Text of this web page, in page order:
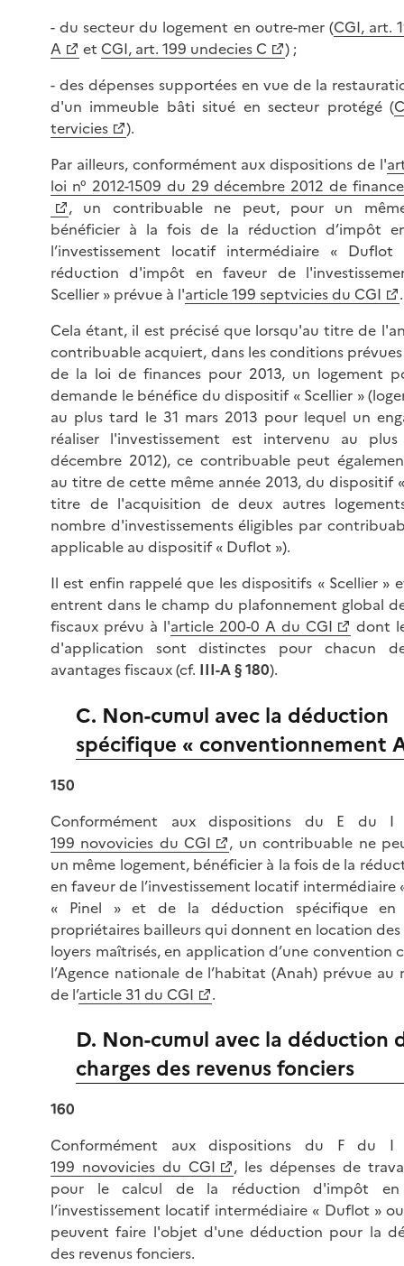
- du secteur du logement en outre-mer (CGI, art.
A
et CGI, art. 199 undecies C
) ;
- des dépenses supportées en vue de la
d'un immeuble bâti situé en secteur protégé (
tervicies
).
Par ailleurs, conformément aux dispositions de l'
loi n° 2012-1509 du 29 décembre 2012 de
, un contribuable ne peut, pour un
bénéficier à la fois de la réduction d’impôt
l’investissement locatif intermédiaire «
réduction d'impôt en faveur de
Scellier » prévue à l'article 199 septvicies du CGI
.
Cela étant, il est précisé que lorsqu'au titre de
contribuable acquiert, dans les conditions
de la loi de finances pour 2013, un logement
demande le bénéfice du dispositif « Scellier »
au plus tard le 31 mars 2013 pour lequel un
réaliser l'investissement est intervenu au
décembre 2012), ce contribuable peut
au titre de cette même année 2013, du dispositif
titre de l'acquisition de deux autres
nombre d'investissements éligibles par
applicable au dispositif « Duflot »).
Il est enfin rappelé que les dispositifs « Scellier »
entrent dans le champ du plafonnement global
fiscaux prévu à l'article 200-0 A du CGI
dont
d'application sont distinctes pour chacun
avantages fiscaux (cf. III-A § 180).
C. Non-cumul avec la déduction
spécifique « conventionnement
150
Conformément aux dispositions du E du I
199 novovicies du CGI
, un contribuable ne
un même logement, bénéficier à la fois de la
en faveur de l’investissement locatif intermédiaire
« Pinel » et de la déduction spécifique en
propriétaires bailleurs qui donnent en location des
loyers maîtrisés, en application d’une convention
l’Agence nationale de l’habitat (Anah) prévue au
de l’article 31 du CGI .
D. Non-cumul avec la déduction
charges des revenus fonciers
160
Conformément aux dispositions du F du I
199 novovicies du CGI
, les dépenses de
pour le calcul de la réduction d'impôt
l’investissement locatif intermédiaire « Duflot »
peuvent faire l'objet d'une déduction pour la
des revenus fonciers.